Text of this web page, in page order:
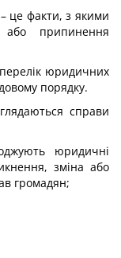
це факти, з якими
або припинення
юридичних
порядку.
справи
юридичні
зміна або
громадян;